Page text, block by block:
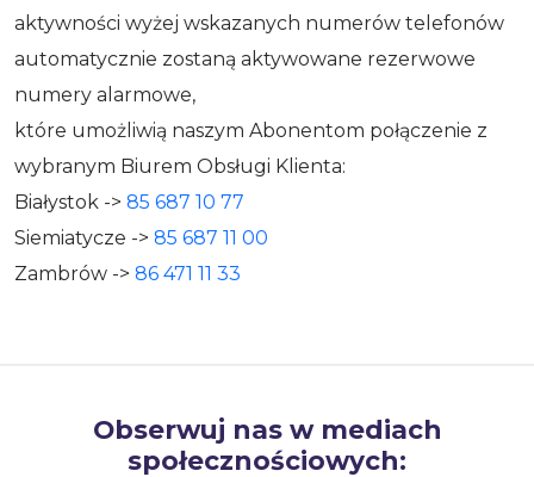
aktywności wyżej wskazanych numerów telefonów
automatycznie zostaną aktywowane rezerwowe
numery alarmowe,
które umożliwią naszym Abonentom połączenie z
wybranym Biurem Obsługi Klienta:
Białystok -> 85 687 10 77
Siemiatycze -> 85 687 11 00
Zambrów -> 86 471 11 33
Obserwuj nas w mediach
społecznościowych: